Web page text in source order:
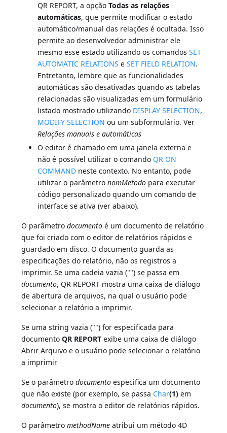
QR REPORT, a opçãoTodas as relações
automáticas, que permite modificar o estado
automático/manual das relações é ocultada. Isso
permite ao desenvolvedor administrar ele
mesmo esse estado utilizando os comandosSET
AUTOMATIC RELATIONS eSET FIELD RELATION.
Entretanto, lembre que as funcionalidades
automáticas são desativadas quando as tabelas
relacionadas são visualizadas em um formulário
listado mostrado utilizando DISPLAY SELECTION,
MODIFY SELECTION ou um subformulário. Ver
Relações manuais e automáticas
O editor é chamado em uma janela externa e
não é possível utilizar o comando QR ON
COMMAND neste contexto. No entanto, pode
utilizar o parâmetronomMetodo para executar
código personalizado quando um comando de
interface se ativa (ver abaixo).
O parâmetrodocumento é um documento de relatório
que foi criado com o editor de relatórios rápidos e
guardado em disco. O documento guarda as
especificações do relatório, não os registros a
imprimir. Se uma cadeia vazia ("") se passa em
documento, QR REPORT mostra uma caixa de diálogo
de abertura de arquivos, na qual o usuário pode
selecionar o relatório a imprimir.
Se uma string vazia ("") for especificada para
documentoQR REPORT exibe uma caixa de diálogo
Abrir Arquivo e o usuário pode selecionar o relatório
a imprimir
Se o parâmetrodocumento especifica um documento
que não existe (por exemplo, se passa Char(1) em
documento), se mostra o editor de relatórios rápidos.
O parâmetromethodName atribui um método 4D